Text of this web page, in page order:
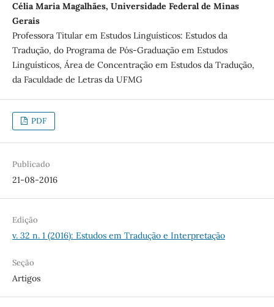
Célia Maria Magalhães, Universidade Federal de Minas
Gerais
Professora Titular em Estudos Linguísticos: Estudos da
Tradução, do Programa de Pós-Graduação em Estudos
Linguísticos, Área de Concentração em Estudos da Tradução,
da Faculdade de Letras da UFMG
PDF
Publicado
21-08-2016
Edição
v. 32 n. 1 (2016): Estudos em Tradução e Interpretação
Seção
Artigos